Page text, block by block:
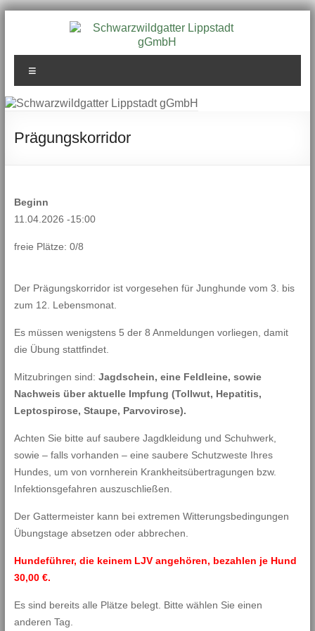
Schwarzwildgatter
Lippstadt gGmbH
Prägungskorridor
Beginn
11.04.2026 -15:00
freie Plätze: 0/8
Der Prägungskorridor ist vorgesehen für Junghunde vom 3. bis
zum 12. Lebensmonat.
Es müssen wenigstens 5 der 8 Anmeldungen vorliegen, damit
die Übung stattfindet.
Mitzubringen sind: Jagdschein, eine Feldleine, sowie
Nachweis über aktuelle Impfung (Tollwut, Hepatitis,
Leptospirose, Staupe, Parvovirose).
Achten Sie bitte auf saubere Jagdkleidung und Schuhwerk,
sowie – falls vorhanden – eine saubere Schutzweste Ihres
Hundes, um von vornherein Krankheitsübertragungen bzw.
Infektionsgefahren auszuschließen.
Der Gattermeister kann bei extremen Witterungsbedingungen
Übungstage absetzen oder abbrechen.
Hundeführer, die keinem LJV angehören, bezahlen je Hund
30,00 €.
Es sind bereits alle Plätze belegt. Bitte wählen Sie einen
anderen Tag.